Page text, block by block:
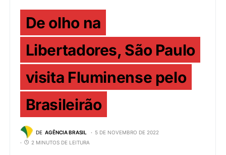
De olho na
Libertadores, São Paulo
visita Fluminense pelo
Brasileirão
DE AGÊNCIA BRASIL
5 DE NOVEMBRO DE 2022
2 MINUTOS DE LEITURA